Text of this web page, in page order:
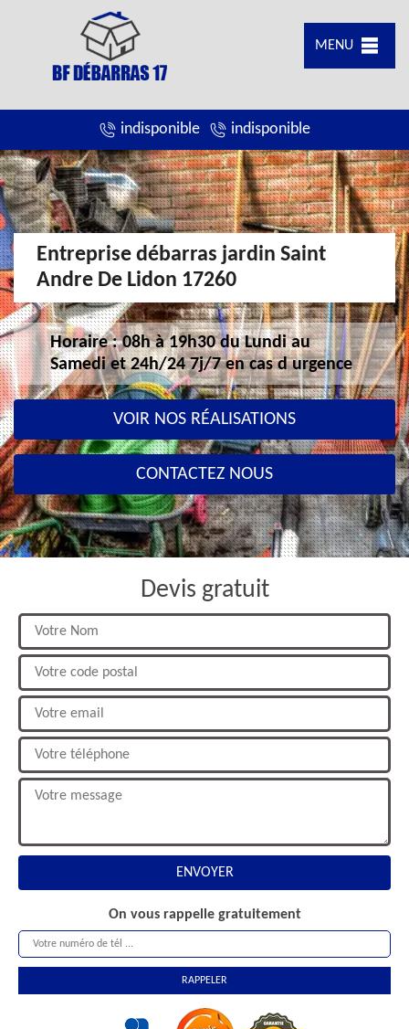
MENU
indisponible indisponible
Entreprise débarras jardin Saint
Andre De Lidon 17260
Horaire : 08h à 19h30 du Lundi au
Samedi et 24h/24 7j/7 en cas d urgence
VOIR NOS RÉALISATIONS
CONTACTEZ NOUS
Devis gratuit
On vous rappelle gratuitement